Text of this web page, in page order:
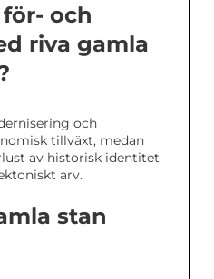
och
riva gamla
och
tillväxt, medan
av historisk identitet
arv.
stan